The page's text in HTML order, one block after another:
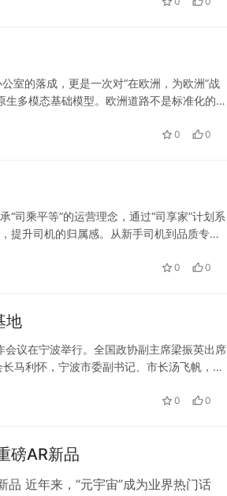
室的落成，更是一次对“在欧洲，为欧洲”战
多模态基础模型。欧洲道路不是标准化的考
0 0
司乘平等”的运营理念，通过“司享家”计划系
提升司机的归属感。从新手司机到品质专车
0 0
地
议在宁波举行。全国政协副主席梁振英出席
马利怀，宁波市委副书记、市长汤飞帆，香
0 0
磅AR新品
品 近年来，“元宇宙”成为业界热门话